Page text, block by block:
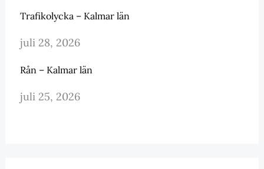
Trafikolycka – Kalmar län
juli 28, 2026
Rån – Kalmar län
juli 25, 2026